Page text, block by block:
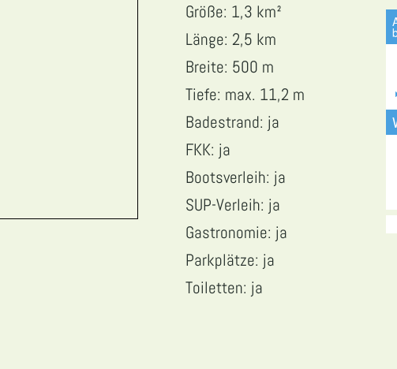
Größe: 1,3 km²
Länge: 2,5 km
Breite: 500 m
Tiefe: max. 11,2 m
Badestrand: ja
FKK: ja
Bootsverleih: ja
SUP-Verleih: ja
Gastronomie: ja
Parkplätze: ja
Toiletten: ja